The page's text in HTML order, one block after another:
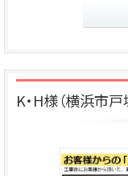
K・H様（横浜市